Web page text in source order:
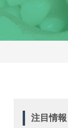
注目情報